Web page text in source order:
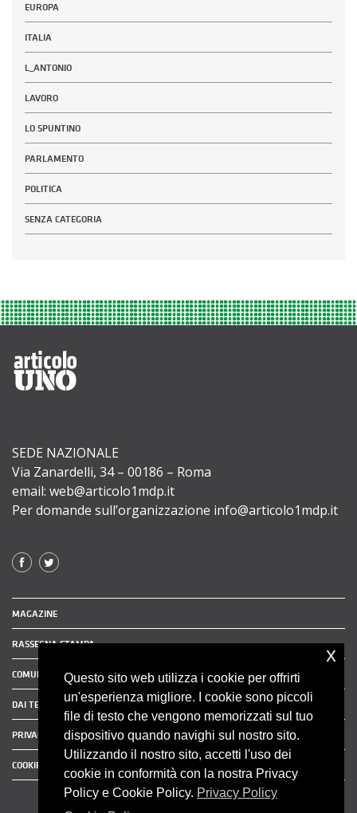
EUROPA
ITALIA
L_ANTONIO
LAVORO
LO SPUNTINO
PARLAMENTO
POLITICA
SENZA CATEGORIA
SEDE NAZIONALE
Via Zanardelli, 34 – 00186 – Roma
email: web@articolo1mdp.it
Per domande sull’organizzazione info@articolo1mdp.it
MAGAZINE
RASSEGNA STAMPA
COMUNICATI STAMPA
DAI TERRITORI
PRIVACY POLICY
COOKIE POLICY
Questo sito web utilizza i cookie per offrirti
un'esperienza migliore. I cookie sono piccoli
file di testo che vengono memorizzati sul tuo
dispositivo quando navighi sul nostro sito.
Utilizzando il nostro sito, accetti l'uso dei
cookie in conformità con la nostra Privacy
Policy e Cookie Policy. Privacy Policy
x